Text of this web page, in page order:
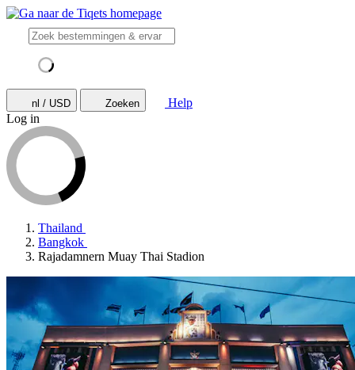
nl / USD Zoeken
Help
Log in
Thailand
Bangkok
Rajadamnern Muay Thai Stadion